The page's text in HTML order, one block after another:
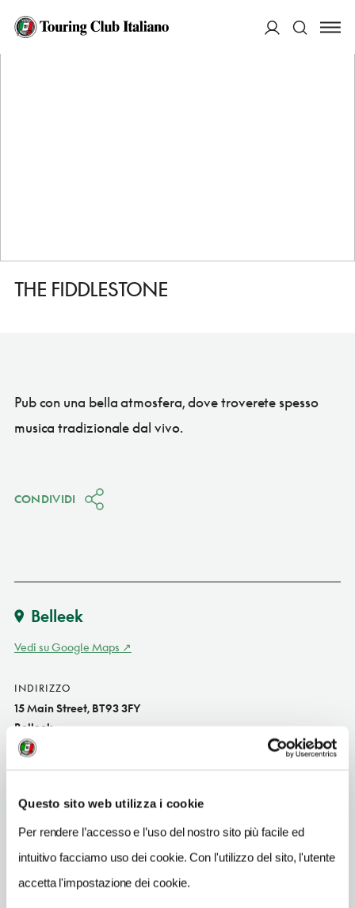
Questo sito web utilizza i cookie
Per rendere l’accesso e l’uso del nostro sito più facile ed
intuitivo facciamo uso dei cookie. Con l'utilizzo del sito, l'utente
accetta l'impostazione dei cookie.
HOME
THE FIDDLESTONE
Pub con una bella atmosfera, dove troverete spesso
musica tradizionale dal vivo.
CONDIVIDI
Belleek
Vedi su Google Maps
INDIRIZZO
15 Main Street, BT93 3FY
Belleek
SITO WEB
TELEFONO
2869658008